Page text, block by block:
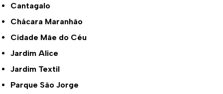
Cantagalo
Chácara Maranhão
Cidade Mãe do Céu
Jardim Alice
Jardim Textil
Parque São Jorge